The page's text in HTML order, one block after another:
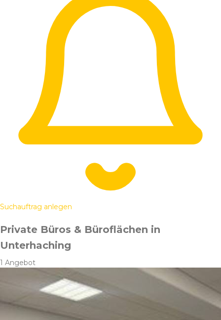
Suchauftrag anlegen
Private Büros & Büroflächen in
Unterhaching
1 Angebot